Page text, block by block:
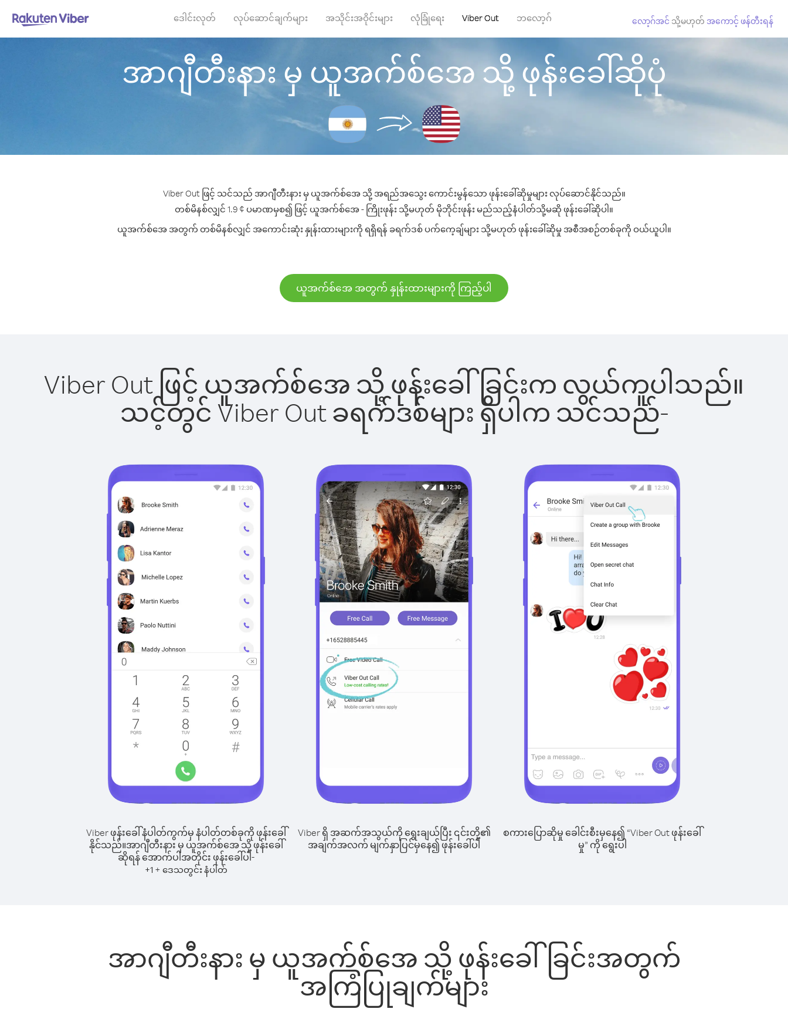
ဒေါင်းလုတ် လုပ်ဆောင်ချက်များ အသိုင်းအဝိုင်းများ လုံခြုံရေး Viber Out ဘလော့ဂ် လော့ဂ်အင် သို့မဟုတ် အကောင့် ဖန်တီးရန်
အာဂျီတီးနား မှ ယူအက်စ်အေ သို့ ဖုန်းခေါ်ဆိုပုံ
Viber Out ဖြင့် သင်သည် အာဂျီတီးနား မှ ယူအက်စ်အေ သို့ အရည်အသွေး ကောင်းမွန်သော ဖုန်းခေါ်ဆိုမှုများ လုပ်ဆောင်နိုင်သည်။
တစ်မိနစ်လျှင် 1.9 ¢ ပမာဏမှစ၍ ဖြင့် ယူအက်စ်အေ - ကြိုးဖုန်း သို့မဟုတ် မိုဘိုင်းဖုန်း မည်သည့်နံပါတ်သို့မဆို ဖုန်းခေါ်ဆိုပါ။
ယူအက်စ်အေ အတွက် တစ်မိနစ်လျှင် အကောင်းဆုံး နှုန်းထားများကို ရရှိရန် ခရက်ဒစ် ပက်ကေ့ချ်များ သို့မဟုတ် ဖုန်းခေါ်ဆိုမှု အစီအစဉ်တစ်ခုကို ဝယ်ယူပါ။
ယူအက်စ်အေ အတွက် နှုန်းထားများကို ကြည့်ပါ
Viber Out ဖြင့် ယူအက်စ်အေ သို့ ဖုန်းခေါ်ခြင်းက လွယ်ကူပါသည်။
သင့်တွင် Viber Out ခရက်ဒစ်များ ရှိပါက သင်သည်-
Viber ဖုန်းခေါ်နံပါတ်ကွက်မှ နံပါတ်တစ်ခုကို ဖုန်းခေါ်
နိုင်သည်။အာဂျီတီးနား မှ ယူအက်စ်အေ သို့ ဖုန်းခေါ်
ဆိုရန် အောက်ပါအတိုင်း ဖုန်းခေါ်ပါ-
+1+ ဒေသတွင်း နံပါတ်
Viber ရှိ အဆက်အသွယ်ကို ရွေးချယ်ပြီး ၎င်းတို့၏
အချက်အလက် မျက်နှာပြင်မှနေ၍ ဖုန်းခေါ်ပါ
စကားပြောဆိုမှု ခေါင်းစီးမှနေ၍ “Viber Out ဖုန်းခေါ်
မှု” ကို ရွေးပါ
အာဂျီတီးနား မှ ယူအက်စ်အေ သို့ ဖုန်းခေါ်ခြင်းအတွက်
အကြံပြုချက်များ